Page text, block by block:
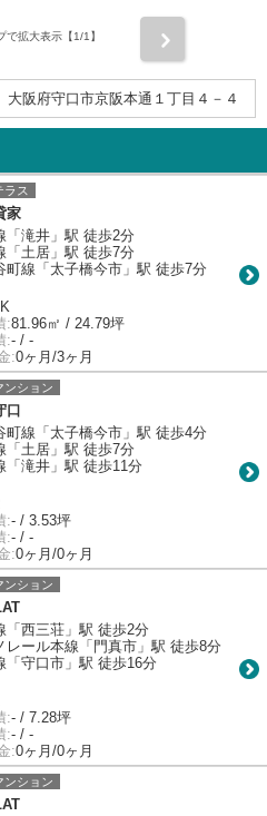
で拡大表示【1/1】
大阪府守口市京阪本通１丁目４－４
ラス
家
「滝井」駅 徒歩2分
「土居」駅 徒歩7分
町線「太子橋今市」駅 徒歩7分
:81.96㎡ / 24.79坪
:- / -
:0ヶ月/3ヶ月
ンション
口
町線「太子橋今市」駅 徒歩4分
「土居」駅 徒歩7分
「滝井」駅 徒歩11分
:- / 3.53坪
:- / -
:0ヶ月/0ヶ月
ンション
「西三荘」駅 徒歩2分
レール本線「門真市」駅 徒歩8分
「守口市」駅 徒歩16分
:- / 7.28坪
:- / -
:0ヶ月/0ヶ月
ンション